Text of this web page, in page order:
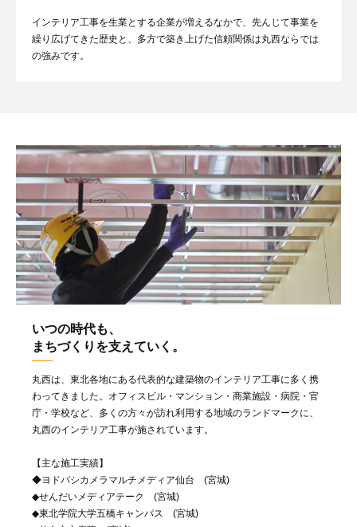
インテリア工事を生業とする企業が増えるなかで、先んじて事業を
繰り広げてきた歴史と、多方で築き上げた信頼関係は丸西ならでは
の強みです。
いつの時代も、
まちづくりを支えていく。
丸西は、東北各地にある代表的な建築物のインテリア工事に多く携
わってきました。オフィスビル・マンション・商業施設・病院・官
庁・学校など、多くの方々が訪れ利用する地域のランドマークに、
丸西のインテリア工事が施されています。
【主な施工実績】
◆ヨドバシカメラマルチメディア仙台 (宮城)
◆せんだいメディアテーク (宮城)
◆東北学院大学五橋キャンパス (宮城)